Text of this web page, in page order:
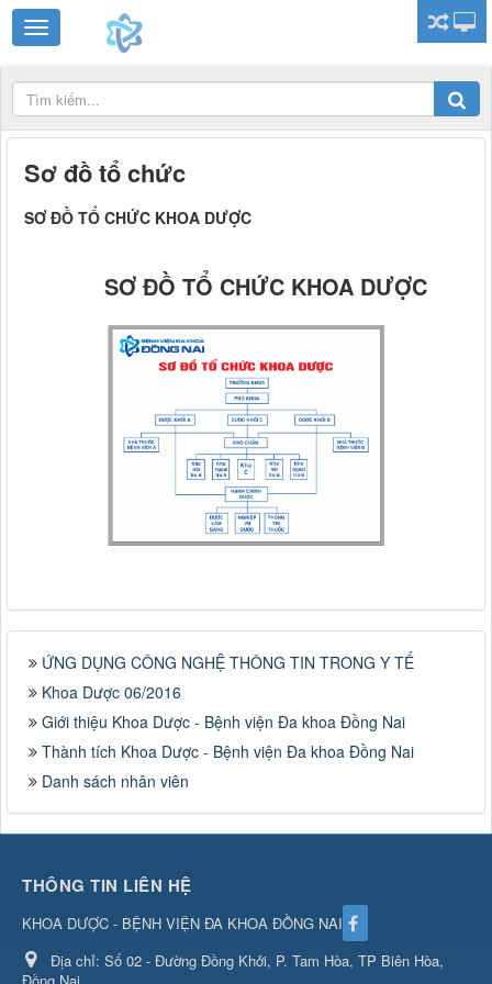
Sơ đồ tổ chức
SƠ ĐỒ TỔ CHỨC KHOA DƯỢC
SƠ ĐỒ TỔ CHỨC KHOA DƯỢC
ỨNG DỤNG CÔNG NGHỆ THÔNG TIN TRONG Y TẾ
Khoa Dược 06/2016
Giới thiệu Khoa Dược - Bệnh viện Đa khoa Đồng Nai
Thành tích Khoa Dược - Bệnh viện Đa khoa Đồng Nai
Danh sách nhân viên
THÔNG TIN LIÊN HỆ
KHOA DƯỢC - BỆNH VIỆN ĐA KHOA ĐỒNG NAI
Địa chỉ: Số 02 - Đường Đồng Khởi, P. Tam Hòa, TP Biên Hòa,